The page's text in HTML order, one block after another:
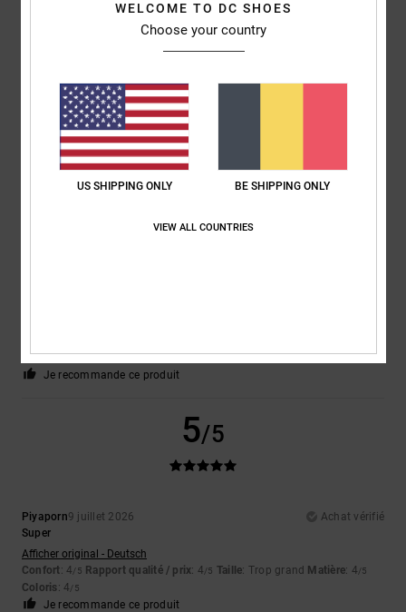
Très bon prix
Afficher original - Castellano
Confort: 4/5 Rapport qualité / prix
: 5/5
Je recommande ce produit
5/5
Coloris: 4
Je recommande ce produit
5/5
Piyaporn9 juillet 2026
Achat vérifié
Super
Afficher original - Deutsch
Confort: 4/5 Rapport qualité / prix: 4/5 Taille: Trop grand Matière: 4/5
Coloris: 4/5
Je recommande ce produit
WELCOME TO DC SHOES
Choose your country
US SHIPPING ONLY BE SHIPPING ONLY
VIEW ALL COUNTRIES